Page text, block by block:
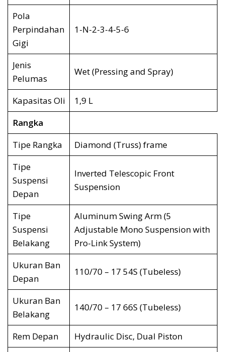
Pola
Perpindahan
Gigi
1-N-2-3-4-5-6
Jenis
Pelumas
Wet (Pressing and Spray)
Kapasitas Oli
1,9 L
Rangka
Tipe Rangka
Diamond (Truss) frame
Tipe
Suspensi
Depan
Inverted Telescopic Front
Suspension
Tipe
Suspensi
Belakang
Aluminum Swing Arm (5
Adjustable Mono Suspension with
Pro-Link System)
Ukuran Ban
Depan
110/70 – 17 54S (Tubeless)
Ukuran Ban
Belakang
140/70 – 17 66S (Tubeless)
Rem Depan
Hydraulic Disc, Dual Piston